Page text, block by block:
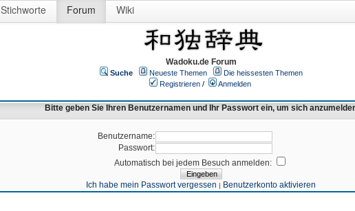
Stichworte Forum Wiki
Wadoku.de Forum
Suche Neueste Themen
Die heissesten Themen
Registrieren /
Anmelden
Bitte geben Sie Ihren Benutzernamen und Ihr Passwort ein, um sich
Benutzername:
Passwort:
Automatisch bei jedem Besuch anmelden:
Ich habe mein Passwort vergessen | Benutzerkonto aktivieren